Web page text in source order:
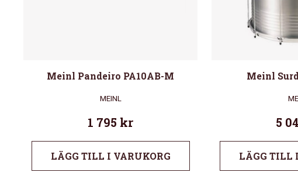
Meinl Pandeiro PA10AB-M
MEINL
1 795 kr
LÄGG TILL I VARUKORG
Meinl
5
LÄGG TILL